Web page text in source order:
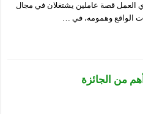
العمل قصة عاملين يشتغلان في مجال
الواقع وهمومه، في …
من الجائزة